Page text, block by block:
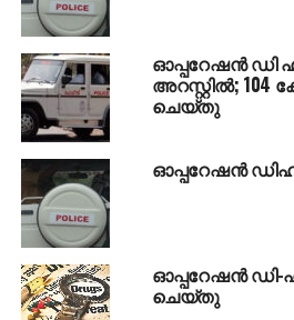
മയക്കുമരുന്നിനെതിരെയുള്ള
ശക്തമാക്കുന്നതിന്റെ ഭാഗമായി
എഡിജിപിയുടെ നേരിട്ടുള്ള
സംസ്ഥാന തലത്തില്‍ ആന്റി
ഇന്റലിജന്‍സ് സെല്ലും
കോര്‍ഡിനേഷന്‍ സെല്ലും
ആന്റി നര്‍ക്കോട്ടിക്‌സ്
പ്രവര്‍ത്തിക്കുന്നുണ്ട്.
RELATED TOPICS: OPERATION D HUNT
ഓപ്പറേഷന്‍ ഡി
അറസ്റ്റില്‍; 104
ചെയ്തു
ഓപ്പറേഷന്‍
ഓപ്പറേഷന്‍ ഡി-
ചെയ്തു